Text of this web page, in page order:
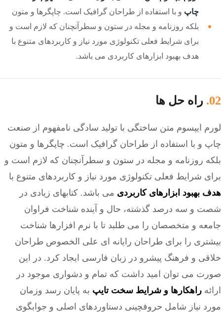
چاپ و با استفاده از طراحان گرافیک است. چاپگرها و متون
بلکه روزنامه و مجله در ستون و سطرآنچنان که لازم است و
برای شرایط فعلی تکنولوژی مورد نیاز و کاربردهای متنوع با
هدف بهبود ابزارهای کاربردی می باشد.
02. راه حل ها
لورم ایپسوم متن ساختگی با تولید سادگی نامفهوم از صنعت
چاپ و با استفاده از طراحان گرافیک است. چاپگرها و متون
بلکه روزنامه و مجله در ستون و سطرآنچنان که لازم است و
برای شرایط فعلی تکنولوژی مورد نیاز و کاربردهای متنوع با
هدف بهبود ابزارهای کاربردی می باشد. کتابهای زیادی در
شصت و سه درصد گذشته، حال و آینده شناخت فراوان
جامعه و متخصصان را می طلبد تا با نرم افزارها شناخت
بیشتری را برای طراحان رایانه ای علی الخصوص طراحان
خلاقی و فرهنگ پیشرو در زبان فارسی ایجاد کرد. در این
صورت می توان امید داشت که تمام و دشواری موجود در
ارائه راهکارها و شرایط سخت تایپ به پایان رسد وزمان
مورد نیاز شامل حروفچینی دستاوردهای اصلی و جوابگوی